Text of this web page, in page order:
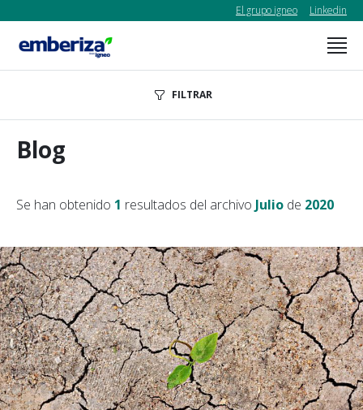
El grupo igneo Linkedin
FILTRAR
Blog
Se han obtenido 1 resultados del archivo Julio de 2020